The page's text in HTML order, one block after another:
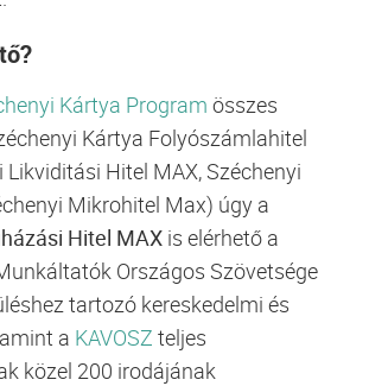
Kártya Program összes
Kártya Folyószámlahitel
Likviditási Hitel MAX, Széchenyi
Mikrohitel Max) úgy a
Hitel MAX is elérhető a
Országos Szövetsége
tartozó kereskedelmi és
a KAVOSZ teljes
közel 200 irodájának